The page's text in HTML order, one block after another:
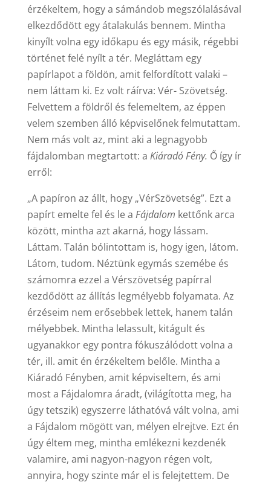
érzékeltem, hogy a sámándob megszólalásával
elkezdődött egy átalakulás bennem. Mintha
kinyílt volna egy időkapu és egy másik, régebbi
történet felé nyílt a tér. Megláttam egy
papírlapot a földön, amit felfordított valaki –
nem láttam ki. Ez volt ráírva: Vér- Szövetség.
Felvettem a földről és felemeltem, az éppen
velem szemben álló képviselőnek felmutattam.
Nem más volt az, mint aki a legnagyobb
fájdalomban megtartott: a Kiáradó Fény. Ő így ír
erről:
„A papíron az állt, hogy „VérSzövetség”. Ezt a
papírt emelte fel és le a Fájdalom kettőnk arca
között, mintha azt akarná, hogy lássam.
Láttam. Talán bólintottam is, hogy igen, látom.
Látom, tudom. Néztünk egymás szemébe és
számomra ezzel a Vérszövetség papírral
kezdődött az állítás legmélyebb folyamata. Az
érzéseim nem erősebbek lettek, hanem talán
mélyebbek. Mintha lelassult, kitágult és
ugyanakkor egy pontra fókuszálódott volna a
tér, ill. amit én érzékeltem belőle. Mintha a
Kiáradó Fényben, amit képviseltem, és ami
most a Fájdalomra áradt, (világította meg, ha
úgy tetszik) egyszerre láthatóvá vált volna, ami
a Fájdalom mögött van, mélyen elrejtve. Ezt én
úgy éltem meg, mintha emlékezni kezdenék
valamire, ami nagyon-nagyon régen volt,
annyira, hogy szinte már el is felejtettem. De